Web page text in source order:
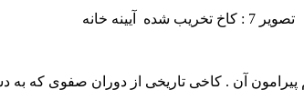
تصویر 7 : کاخ تخریب شده آیینه خانه